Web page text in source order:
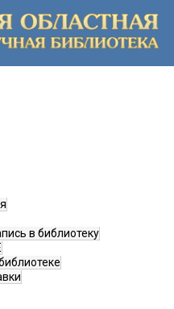
в библиотеку